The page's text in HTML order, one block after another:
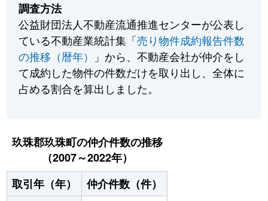
調査方法
公益財団法人不動産流通推進センターが公表し
ている不動産業統計集「売り物件成約報告件数
の推移（暦年）
」から、不動産会社が仲介をし
て成約した物件の件数だけを取り出し、全体に
占める割合を算出しました。
玖珠郡玖珠町の仲介件数の推移
（2007～2022年）
取引年（年）
仲介件数（件）